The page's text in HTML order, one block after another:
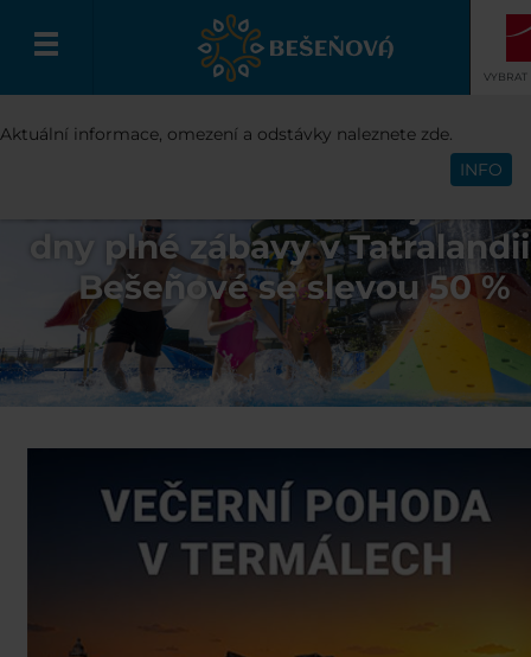
Čeština
VYBRAT
dny plné zábavy v
Bešeňové se slevou 50 %
Aktuální informace, omezení a odstávky naleznete zde.
INFO